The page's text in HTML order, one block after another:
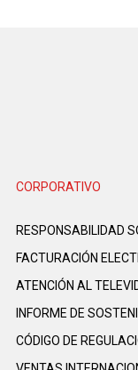
CORPORATIVO
RESPONSABILIDAD
FACTURACIÓN
ATENCIÓN AL
INFORME DE
CÓDIGO DE